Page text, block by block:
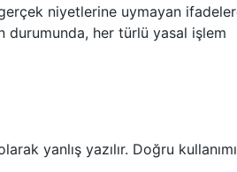
niyetlerine uymayan
durumunda, her türlü yasal işlem
yanlış yazılır. Doğru